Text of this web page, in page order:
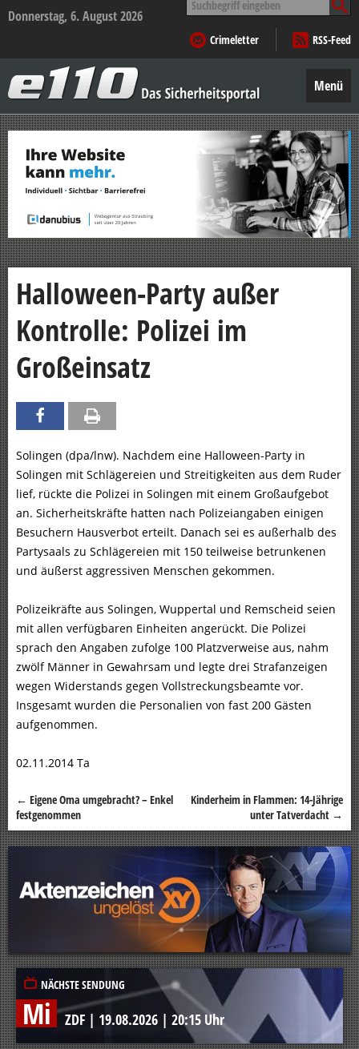
Donnerstag, 6. August 2026
nach:
Crimeletter
RSS-Feed
–
Das
Sicherheitsportal
Menü
Zum
Inhalt
springen
Halloween-Party außer
Kontrolle: Polizei im
Großeinsatz
Solingen (dpa/lnw). Nachdem eine Halloween-Party in
Solingen mit Schlägereien und Streitigkeiten aus dem Ruder
lief, rückte die Polizei in Solingen mit einem Großaufgebot
an. Sicherheitskräfte hatten nach Polizeiangaben einigen
Besuchern Hausverbot erteilt. Danach sei es außerhalb des
Partysaals zu Schlägereien mit 150 teilweise betrunkenen
und äußerst aggressiven Menschen gekommen.
Polizeikräfte aus Solingen, Wuppertal und Remscheid seien
mit allen verfügbaren Einheiten angerückt. Die Polizei
sprach den Angaben zufolge 100 Platzverweise aus, nahm
zwölf Männer in Gewahrsam und legte drei Strafanzeigen
wegen Widerstands gegen Vollstreckungsbeamte vor.
Insgesamt wurden die Personalien von fast 200 Gästen
aufgenommen.
02.11.2014 Ta
Beitragsnavigation
← Eigene Oma umgebracht? – Enkel
festgenommen
Kinderheim in Flammen: 14-Jährige
unter Tatverdacht →
NÄCHSTE SENDUNG
Mi ZDF | 19.08.2026 | 20:15 Uhr